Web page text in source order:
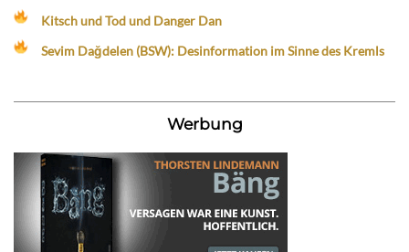
Kitsch und Tod und Danger Dan
Sevim Dağdelen (BSW): Desinformation im Sinne des Kremls
Werbung